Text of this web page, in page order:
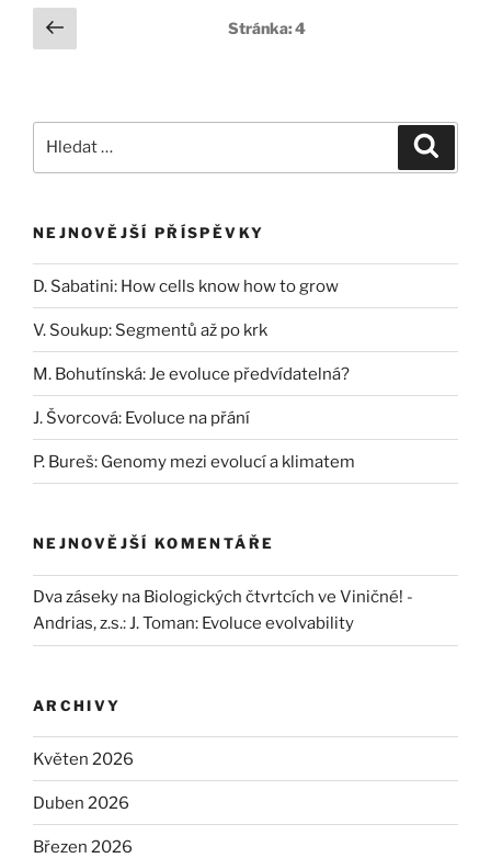
Stránkování
příspěvků
Předchozí
stránka
Stránka:4
NEJNOVĚJŠÍ PŘÍSPĚVKY
D. Sabatini: How cells know how to grow
V. Soukup: Segmentů až po krk
M. Bohutínská: Je evoluce předvídatelná?
J. Švorcová: Evoluce na přání
P. Bureš: Genomy mezi evolucí a klimatem
NEJNOVĚJŠÍ KOMENTÁŘE
Dva záseky na Biologických čtvrtcích ve Viničné! -
Andrias, z.s.:J. Toman: Evoluce evolvability
ARCHIVY
Květen 2026
Duben 2026
Březen 2026